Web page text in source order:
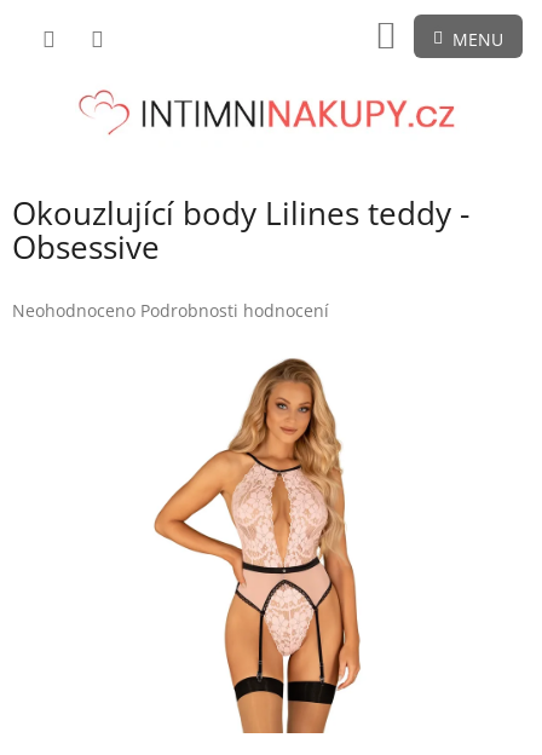
NÁKUPNÍ
KOŠÍK
Okouzlující body Lilines teddy -
Obsessive
Průměrné
Neohodnoceno Podrobnosti hodnocení